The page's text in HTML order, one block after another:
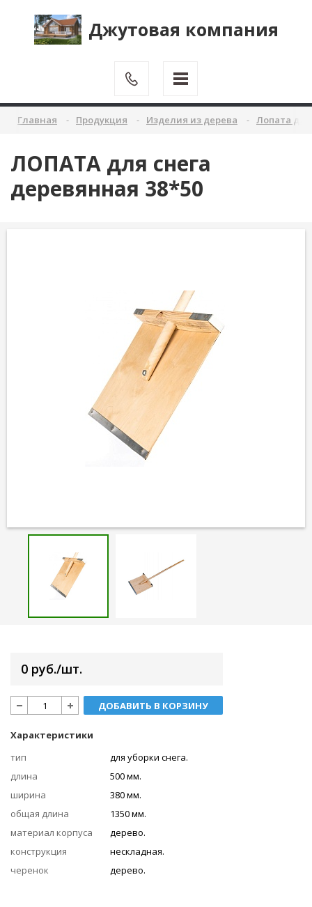
Джутовая компания
Главная Продукция Изделия из дерева Лопата для
ЛОПАТА для снега
деревянная 38*50
0 руб./шт.
ДОБАВИТЬ В КОРЗИНУ
Характеристики
тип
для уборки снега.
длина
500 мм.
ширина
380 мм.
общая длина
1350 мм.
материал корпуса
дерево.
конструкция
нескладная.
черенок
дерево.